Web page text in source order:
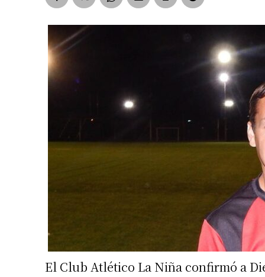
El Club Atlético La Niña confirmó a